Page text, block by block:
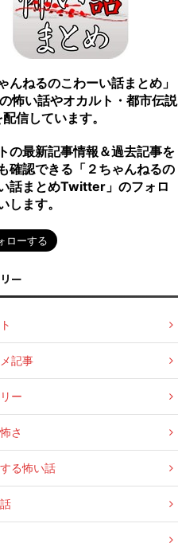
んねるのこわーい話まとめ」
怖い話やオカルト・都市伝説
信しています。
の最新記事情報＆過去記事を
確認できる「２ちゃんねるの
話まとめTwitter」のフォロ
します。
ー
記事
ー
さ
る怖い話